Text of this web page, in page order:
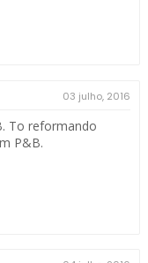
03 julho, 2016
To reformando
P&B.